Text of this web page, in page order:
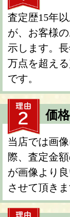
査定歴15年
が、お客様
示します。
万点を超え
です。
価
当店では画
際、査定金
が画像より
させて頂きま